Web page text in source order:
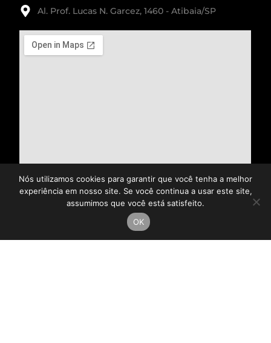
Al. Prof. Lucas N. Garcez, 1460 - Atibaia/SP
Nós utilizamos cookies para garantir que você tenha a melhor
experiência em nosso site. Se você continua a usar este site,
assumimos que você está satisfeito.
OK